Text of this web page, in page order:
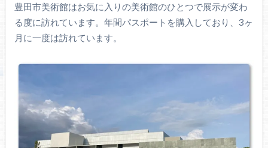
豊田市美術館はお気に入りの美術館のひとつで展示が変わ
る度に訪れています。年間パスポートを購入しており、3ヶ
月に一度は訪れています。